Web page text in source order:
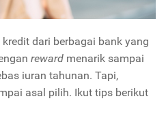
dari berbagai bank yang
reward menarik sampai
iuran tahunan. Tapi,
asal pilih. Ikut tips berikut